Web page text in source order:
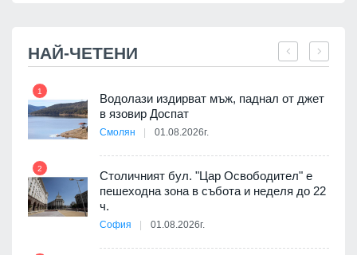
НАЙ-ЧЕТЕНИ
1
Водолази издирват мъж, паднал от джет
в язовир Доспат
Смолян 01.08.2026г.
2
Столичният бул. "Цар Освободител" е
пешеходна зона в събота и неделя до 22
ч.
София 01.08.2026г.